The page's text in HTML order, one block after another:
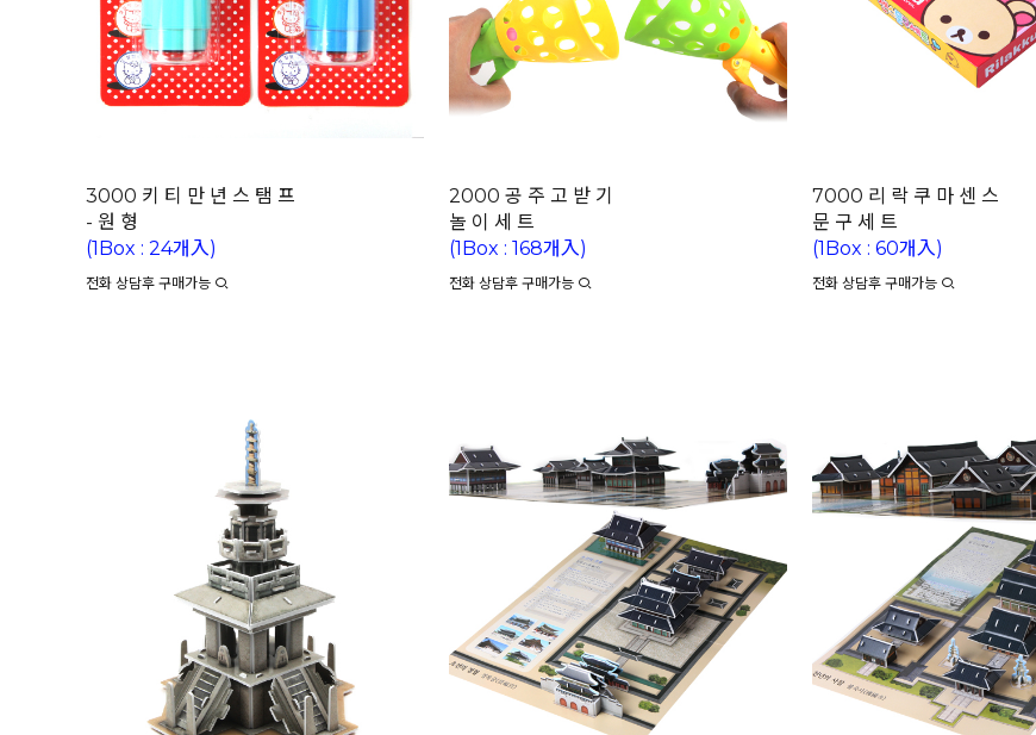
3000 키 티 만 년 스 탬 프
- 원 형
(1Box : 24개入)
전화 상담후 구매가능
2000 공 주 고 받 기
놀 이 세 트
(1Box : 168개入)
전화 상담후 구매가능
7000 리 락 쿠 마 센 스
문 구 세 트
(1Box : 60개入)
전화 상담후 구매가능